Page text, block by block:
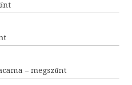
– megszűnt